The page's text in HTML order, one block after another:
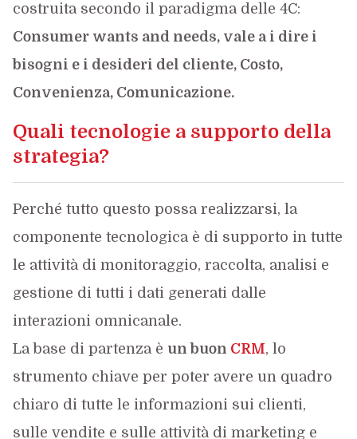
costruita secondo il paradigma delle 4C:
Consumer wants and needs, vale a i dire i
bisogni e i desideri del cliente, Costo,
Convenienza, Comunicazione.
Quali tecnologie a supporto della
strategia?
Perché tutto questo possa realizzarsi, la
componente tecnologica è di supporto in tutte
le attività di monitoraggio, raccolta, analisi e
gestione di tutti i dati generati dalle
interazioni omnicanale.
La base di partenza è un buon CRM, lo
strumento chiave per poter avere un quadro
chiaro di tutte le informazioni sui clienti,
sulle vendite e sulle attività di marketing e